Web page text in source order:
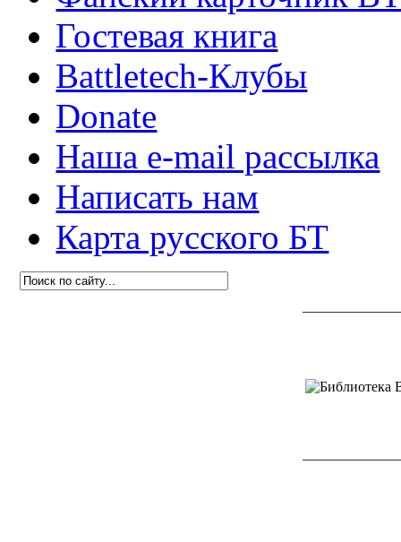
Гостевая книга
Battletech-Клубы
Donate
Наша e-mail рассылка
Написать нам
Карта русского БТ